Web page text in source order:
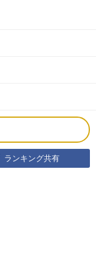
ランキング共有